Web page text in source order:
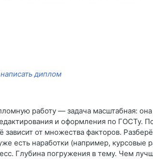
диплом
работу — задача масштабная:
и оформления по ГОСТу.
зависит от множества факторов.
есть наработки (например, курсовые
Глубина погружения в тему. Чем